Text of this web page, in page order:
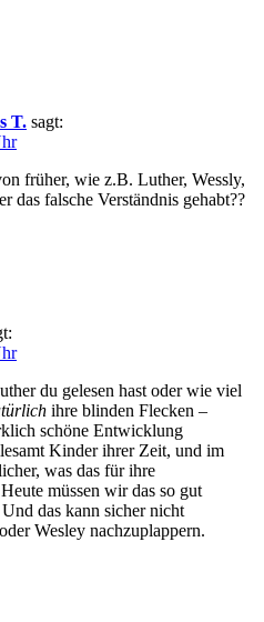
T. sagt:
früher, wie z.B. Luther, Wessly,
falsche Verständnis gehabt??
du gelesen hast oder wie viel
ihre blinden Flecken –
schöne Entwicklung
Kinder ihrer Zeit, und im
was das für ihre
müssen wir das so gut
das kann sicher nicht
Wesley nachzuplappern.